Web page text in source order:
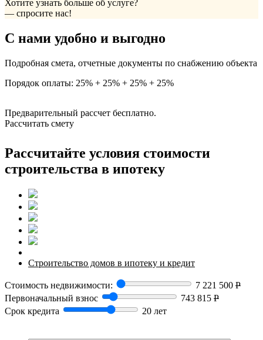
Хотите узнать больше об услуге?
— спросите нас!
С нами удобно и выгодно
Подробная смета, отчетные документы по снабжению объекта
Порядок оплаты: 25% + 25% + 25% + 25%
Предварительный рассчет бесплатно.
Рассчитать смету
Рассчитайте условия стоимости
строительства в ипотеку
Строительство домов в ипотеку и кредит
Стоимость недвижимости: 7 221 500 Р
Первоначальный взнос
743 815 Р
Срок кредита
20 лет